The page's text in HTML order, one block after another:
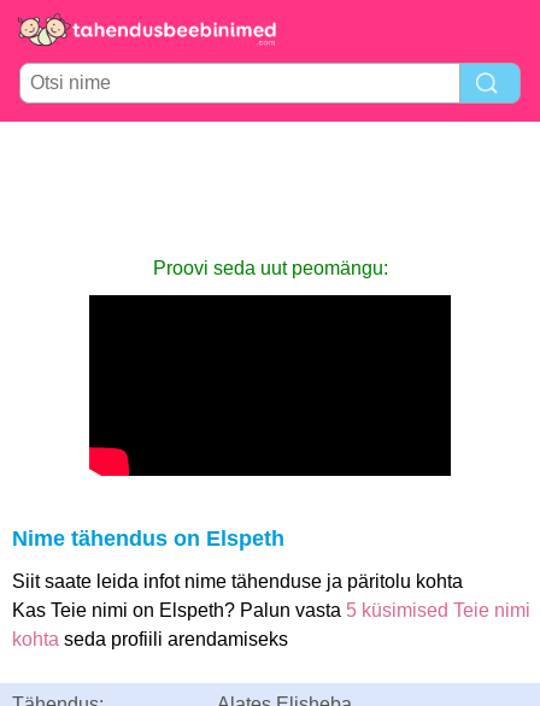
Proovi seda uut peomängu:
Nime tähendus on Elspeth
Siit saate leida infot nime tähenduse ja päritolu kohta
Kas Teie nimi on Elspeth? Palun vasta 5 küsimised Teie nimi
kohta seda profiili arendamiseks